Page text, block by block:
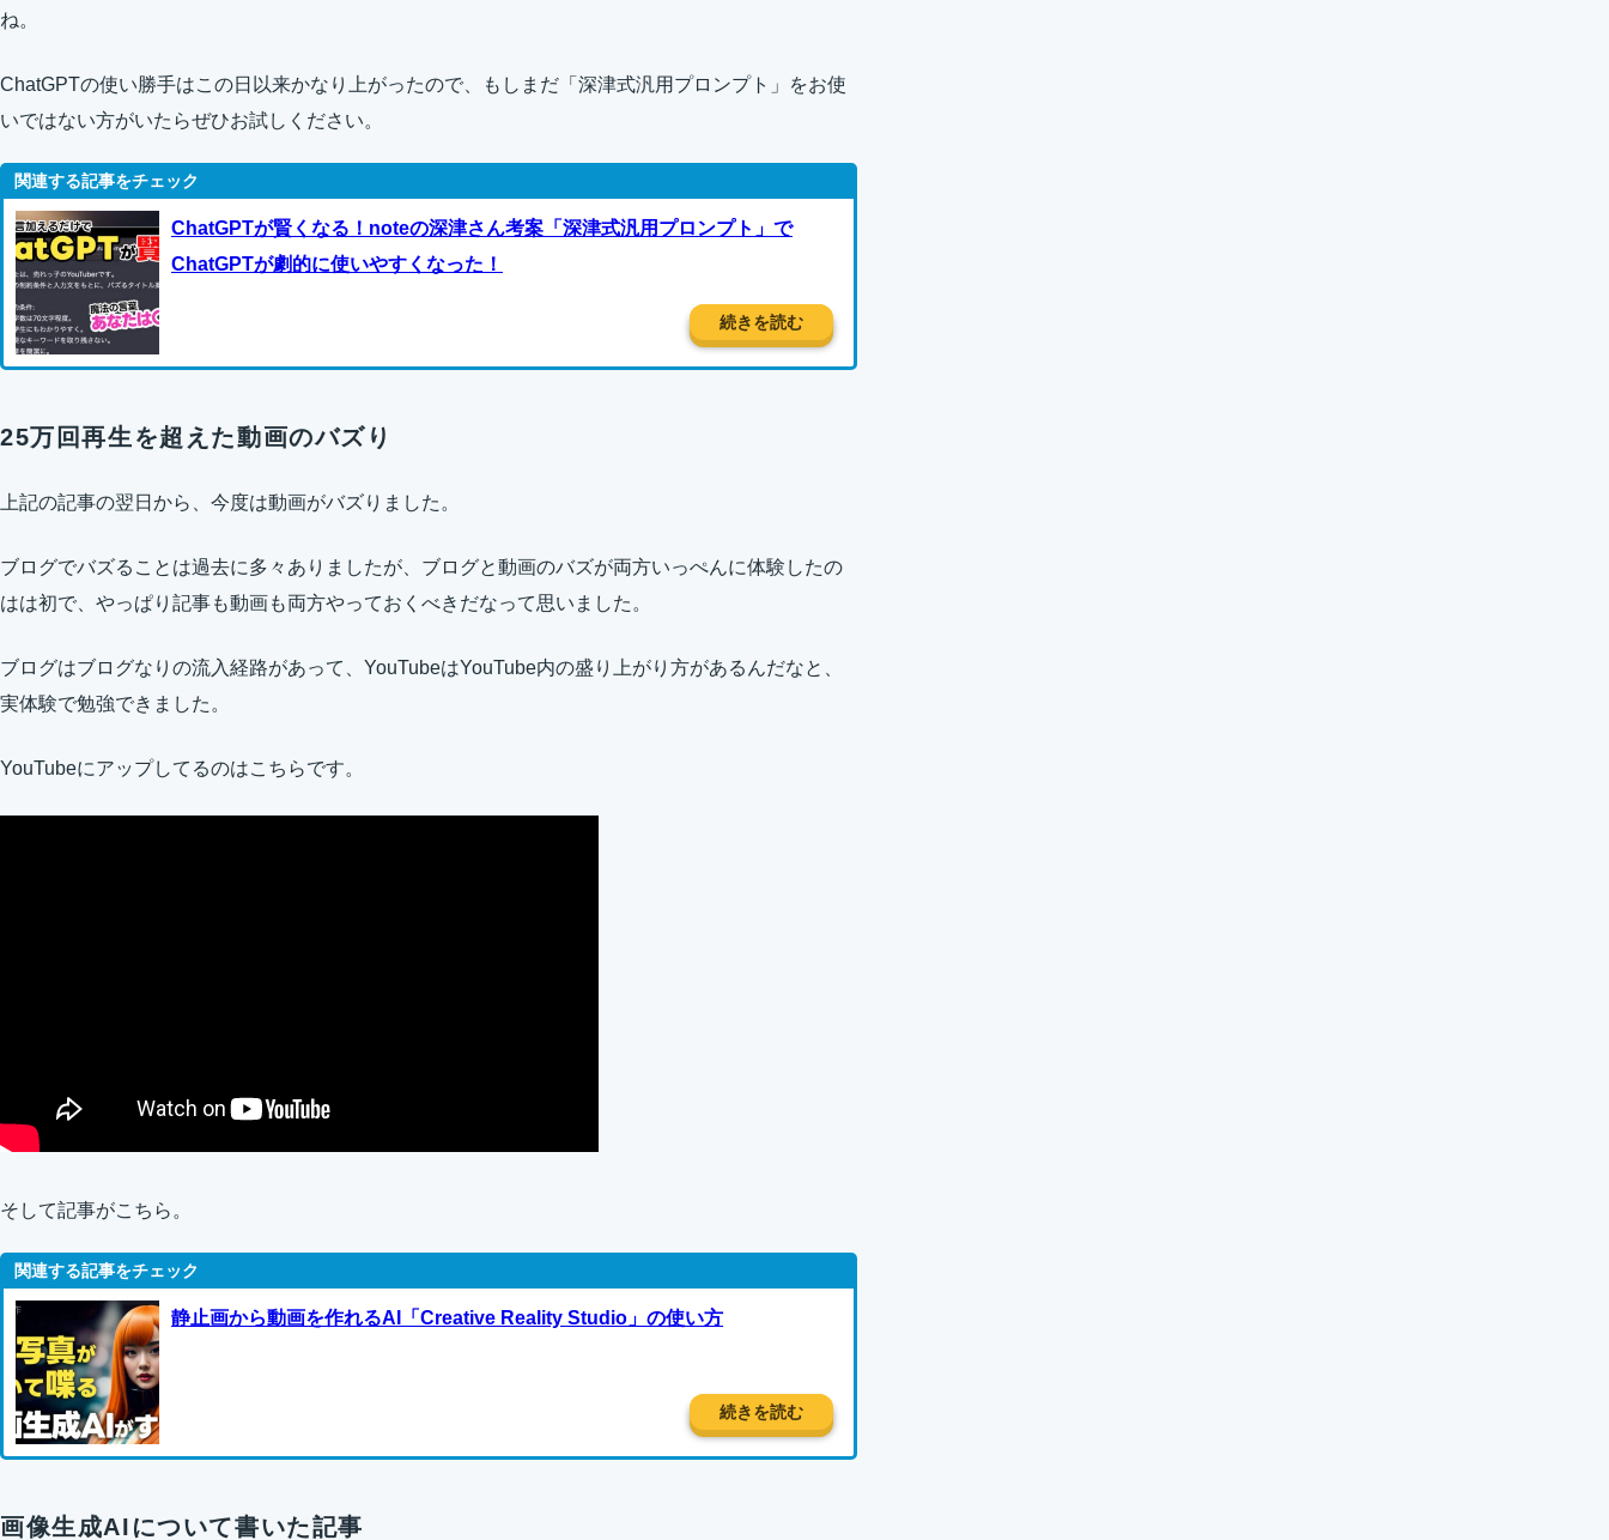
ね。
ChatGPTの使い勝手はこの日以来かなり上がったので、もしまだ「深津式汎用プロンプト」をお使
いではない方がいたらぜひお試しください。
ChatGPTが賢くなる！noteの深津さん考案「深津式汎用プロンプト」で
ChatGPTが劇的に使いやすくなった！
続きを読む
25万回再生を超えた動画のバズり
上記の記事の翌日から、今度は動画がバズりました。
ブログでバズることは過去に多々ありましたが、ブログと動画のバズが両方いっぺんに体験したの
はは初で、やっぱり記事も動画も両方やっておくべきだなって思いました。
ブログはブログなりの流入経路があって、YouTubeはYouTube内の盛り上がり方があるんだなと、
実体験で勉強できました。
YouTubeにアップしてるのはこちらです。
そして記事がこちら。
静止画から動画を作れるAI「Creative Reality Studio」の使い方
続きを読む
画像生成AIについて書いた記事